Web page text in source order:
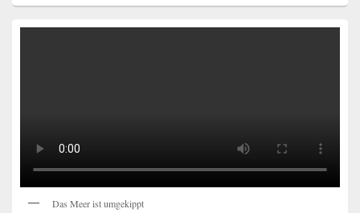
Das Meer ist umgekippt